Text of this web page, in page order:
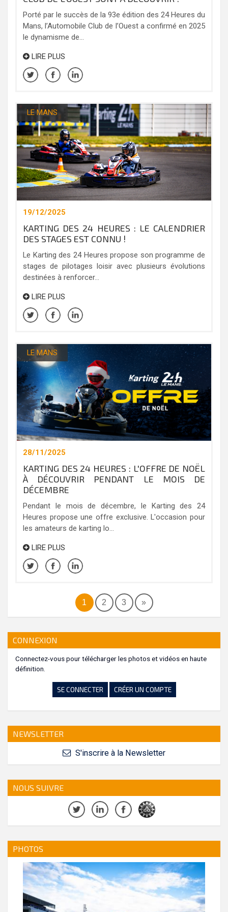
Porté par le succès de la 93e édition des 24 Heures du
Mans, l’Automobile Club de l’Ouest a confirmé en 2025
le dynamisme de...
LIRE PLUS
LE MANS
19/12/2025
KARTING DES 24 HEURES : LE CALENDRIER
DES STAGES EST CONNU !
Le Karting des 24 Heures propose son programme de
stages de pilotages loisir avec plusieurs évolutions
destinées à renforcer...
LIRE PLUS
LE MANS
28/11/2025
KARTING DES 24 HEURES : L'OFFRE DE NOËL
À DÉCOUVRIR PENDANT LE MOIS DE
DÉCEMBRE
Pendant le mois de décembre, le Karting des 24
Heures propose une offre exclusive. L'occasion pour
les amateurs de karting lo...
LIRE PLUS
1 2 3 »
CONNEXION
Connectez-vous pour télécharger les photos et vidéos en haute
définition.
SE CONNECTER CRÉER UN COMPTE
NEWSLETTER
S'inscrire à la Newsletter
NOUS SUIVRE
PHOTOS